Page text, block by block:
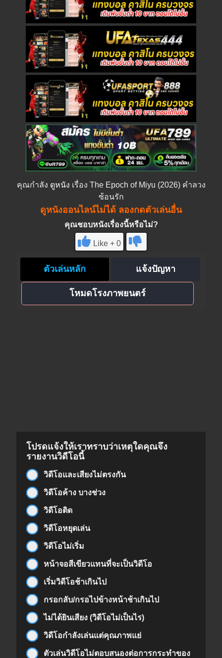
คุณกำลัง ดูหนัง เรื่อง The Epoch of Miyu (2026) คำลวง
ซ้อนรัก
ดูหนังออนไลน์ไม่ได้ ลองกดตัวเล่นอื่น
คุณชอบหนังเรื่องนี้หรือไม่?
Like + 0
ตัวเล่นหลัก แจ้งปัญหา
โหมดโรงภาพยนตร์
โปรดแจ้งให้เราทราบว่าเหตุใดคุณจึง
รายงานวิดีโอนี้
วิดีโอและเสียงไม่ตรงกัน
วิดีโอค้าง บางช่วง
วิดีโอติด
วิดีโอหยุดเล่น
วิดีโอไม่เริ่ม
หน้าจอสีเขียวแทนที่จะเป็นวิดีโอ
เริ่มวิดีโอช้าเกินไป
กรอกลับ/กรอไปข้างหน้าช้าเกินไป
ไม่ได้ยินเสียง (วิดีโอไม่เป็นไร)
วิดีโอกำลังเล่นแต่คุณภาพแย่
ตัวเล่นวิดีโอไม่ตอบสนองต่อการกระทำของ